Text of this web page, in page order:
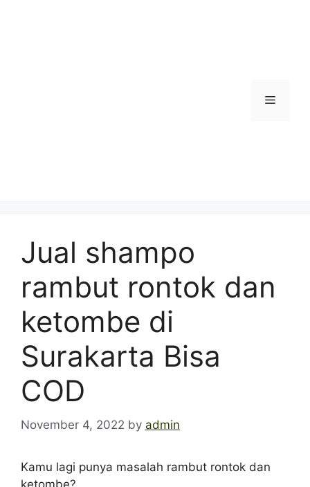
Menu
Jual shampo
rambut rontok dan
ketombe di
Surakarta Bisa
COD
November 4, 2022 by admin
Kamu lagi punya masalah rambut rontok dan
ketombe?